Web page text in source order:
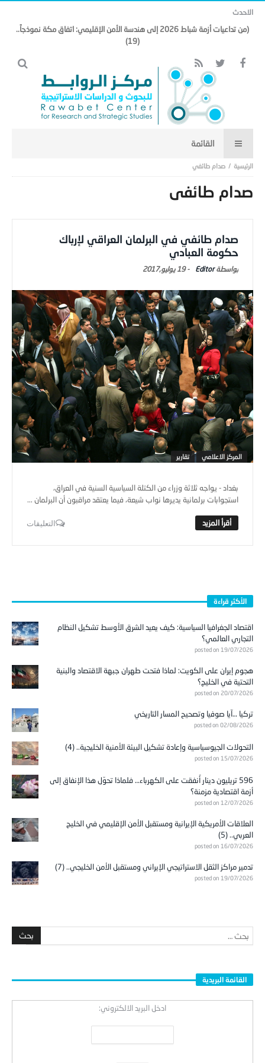
الاحدث
(من تداعيات أزمة شباط 2026 إلى هندسة الأمن الإقليمي: اتفاق مكة نموذجاً..
(19)
صدام طائفي
صدام طائفي
صدام طائفي في البرلمان العراقي لإرباك
حكومة العبادي
Editor
-19 يوليو,2017
المركز الاعلامي تقارير
بغداد - يواجه ثلاثة وزراء من الكتلة السياسية السنية في العراق،
استجوابات برلمانية يديرها نواب شيعة، فيما يعتقد مراقبون أن البرلمان ...
التعليقات
الأكثر قراءة
اقتصاد الجغرافيا السياسية: كيف يعيد الشرق الأوسط تشكيل النظام
التجاري العالمي؟
posted on 19/07/2026
هجوم إيران على الكويت: لماذا فتحت طهران جبهة الاقتصاد والبنية
التحتية في الخليج؟
posted on 20/07/2026
تركيا …آيا صوفيا وتصحيح المسار التاريخي
posted on 02/08/2026
التحولات الجيوسياسية وإعادة تشكيل البيئة الأمنية الخليجية.. (4)
posted on 15/07/2026
596 تريليون دينار أُنفقت على الكهرباء… فلماذا تحوّل هذا الإنفاق إلى
أزمة اقتصادية مزمنة؟
posted on 12/07/2026
العلاقات الأمريكية الإيرانية ومستقبل الأمن الإقليمي في الخليج
العربي.. (5)
posted on 16/07/2026
تدمير مراكز الثقل الاستراتيجي الإيراني ومستقبل الأمن الخليجي.. (7)
posted on 19/07/2026
القائمة البريدية
ادخل البريد الالكتروني: